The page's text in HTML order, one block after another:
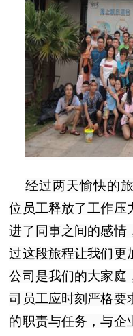
经过两天愉快的
位员工释放了工作压
进了同事之间的感情
过这段旅程让我们更
公司是我们的大家庭
司员工应时刻严格要
的职责与任务，与企